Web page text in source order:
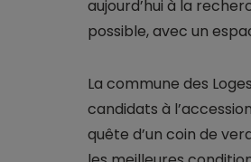
aujourd’hui à la
possible, avec un
La commune des
candidats à
quête d’un coin de